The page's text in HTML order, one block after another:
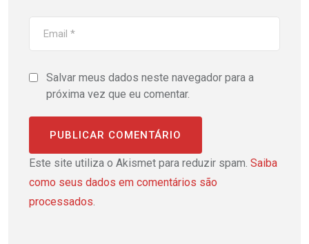
Salvar meus dados neste navegador para a
próxima vez que eu comentar.
Este site utiliza o Akismet para reduzir spam. Saiba
como seus dados em comentários são
processados.